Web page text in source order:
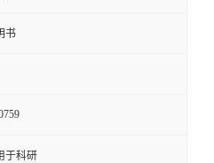
书
于科研